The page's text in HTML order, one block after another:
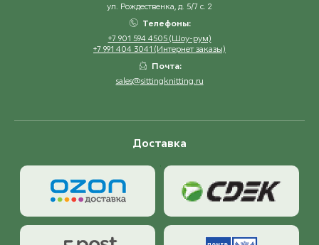
ул. Рождественка, д. 5/7 с. 2
Телефоны:
+7 901 594 4505 (Шоу-рум)
+7 991 404 3041 (Интернет заказы)
Почта:
sales@sittingknitting.ru
Доставка